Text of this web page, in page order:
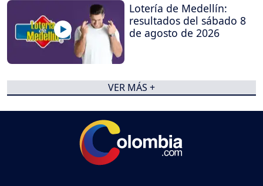
Lotería de Medellín:
resultados del sábado 8
de agosto de 2026
VER MÁS +